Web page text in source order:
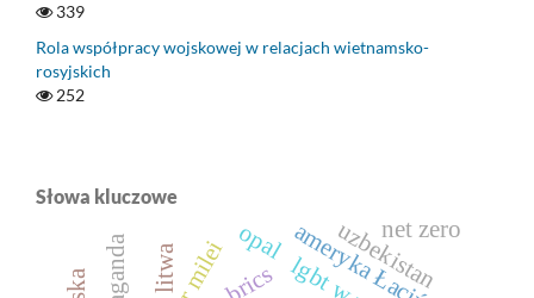
339
Rola współpracy wojskowej w relacjach wietnamsko-
rosyjskich
252
Słowa kluczowe
brics
litwa uzbekistan
opal net zero